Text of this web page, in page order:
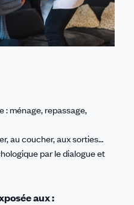
: ménage, repassage,
au coucher, aux sorties…
par le dialogue et
aux :